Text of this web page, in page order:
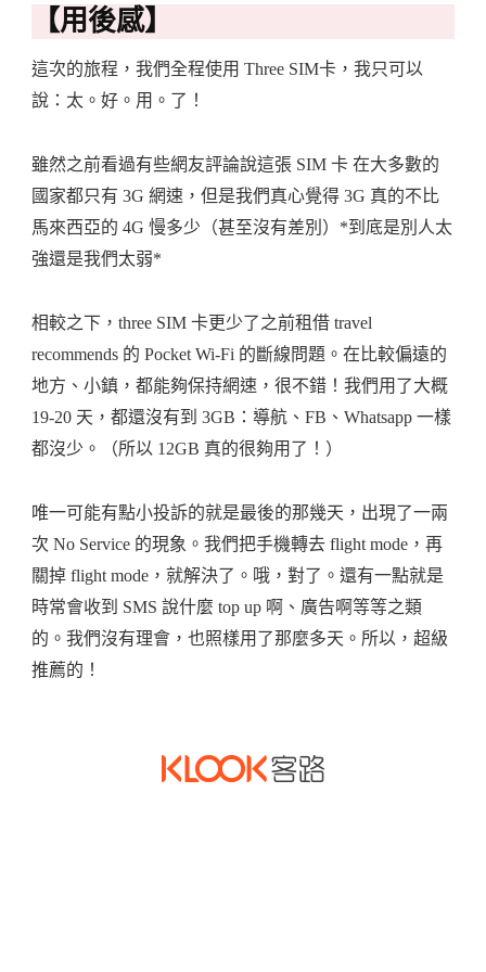
【用後感】
這次的旅程，我們全程使用 Three SIM卡，我只可以
說：太。好。用。了！
雖然之前看過有些網友評論說這張 SIM 卡 在大多數的
國家都只有 3G 網速，但是我們真心覺得 3G 真的不比
馬來西亞的 4G 慢多少（甚至沒有差別）*到底是別人太
強還是我們太弱*
相較之下，three SIM 卡更少了之前租借 travel
recommends 的 Pocket Wi-Fi 的斷線問題。在比較偏遠的
地方、小鎮，都能夠保持網速，很不錯！我們用了大概
19-20 天，都還沒有到 3GB：導航、FB、Whatsapp 一樣
都沒少。（所以 12GB 真的很夠用了！）
唯一可能有點小投訴的就是最後的那幾天，出現了一兩
次 No Service 的現象。我們把手機轉去 flight mode，再
關掉 flight mode，就解決了。哦，對了。還有一點就是
時常會收到 SMS 說什麼 top up 啊、廣告啊等等之類
的。我們沒有理會，也照樣用了那麼多天。所以，超級
推薦的！